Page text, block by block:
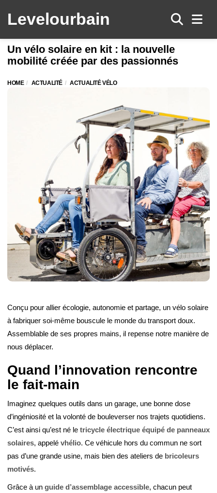
Levelourbain
Un vélo solaire en kit : la nouvelle
mobilité créée par des passionnés
HOME ACTUALITÉ ACTUALITÉ VÉLO
Conçu pour allier écologie, autonomie et partage, un vélo solaire
à fabriquer soi-même bouscule le monde du transport doux.
Assemblable de ses propres mains, il repense notre manière de
nous déplacer.
Quand l’innovation rencontre
le fait-main
Imaginez quelques outils dans un garage, une bonne dose
d’ingéniosité et la volonté de bouleverser nos trajets quotidiens.
C’est ainsi qu’est né le tricycle électrique équipé de panneaux
solaires, appelé vhélio. Ce véhicule hors du commun ne sort
pas d’une grande usine, mais bien des ateliers de bricoleurs
motivés.
Grâce à un guide d’assemblage accessible, chacun peut